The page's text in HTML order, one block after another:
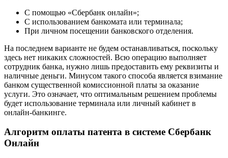
С помощью «Сбербанк онлайн»;
С использованием банкомата или терминала;
При личном посещении банковского отделения.
На последнем варианте не будем останавливаться, поскольку
здесь нет никаких сложностей. Всю операцию выполняет
сотрудник банка, нужно лишь предоставить ему реквизиты и
наличные деньги. Минусом такого способа является взимание
банком существенной комиссионной платы за оказание
услуги. Это означает, что оптимальным решением проблемы
будет использование терминала или личный кабинет в
онлайн-банкинге.
Алгоритм оплаты патента в системе Сбербанк
Онлайн